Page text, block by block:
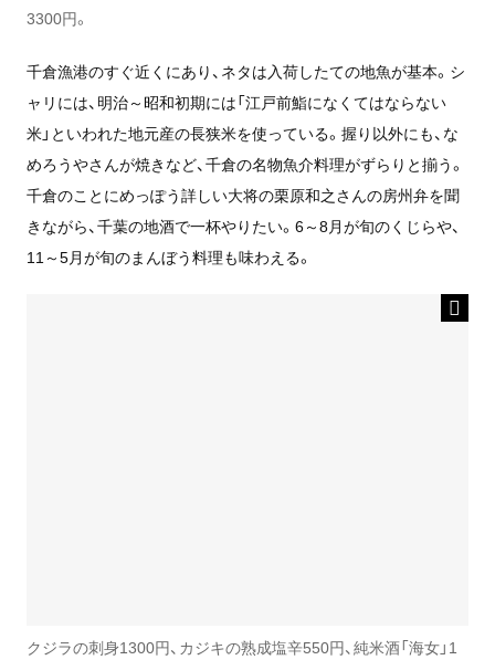
3300円。
千倉漁港のすぐ近くにあり、ネタは入荷したての地魚が基本。シ
ャリには、明治～昭和初期には「江戸前鮨になくてはならない
米」といわれた地元産の長狭米を使っている。握り以外にも、な
めろうやさんが焼きなど、千倉の名物魚介料理がずらりと揃う。
千倉のことにめっぽう詳しい大将の栗原和之さんの房州弁を聞
きながら、千葉の地酒で一杯やりたい。6～8月が旬のくじらや、
11～5月が旬のまんぼう料理も味わえる。
クジラの刺身1300円、カジキの熟成塩辛550円、純米酒「海女」1